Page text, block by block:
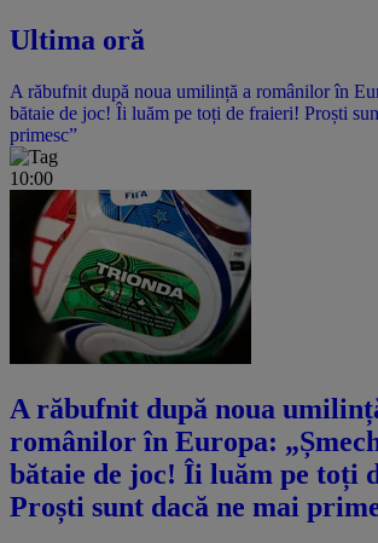
Ultima oră
A răbufnit după noua umilință a românilor în
bătaie de joc! Îi luăm pe toți de fraieri! Proști
primesc”
10:00
A răbufnit după noua
românilor în Europa:
bătaie de joc! Îi luăm pe toți
Proști sunt dacă ne mai